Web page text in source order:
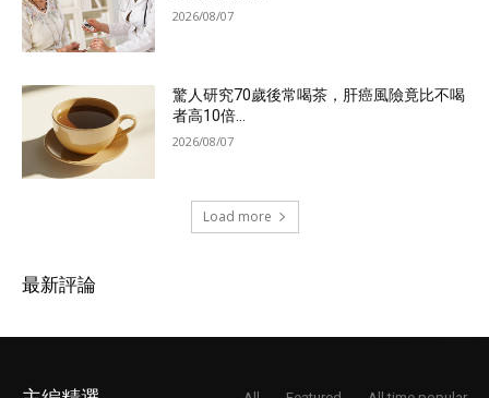
2026/08/07
驚人研究70歲後常喝茶，肝癌風險竟比不喝
者高10倍...
2026/08/07
Load more
最新評論